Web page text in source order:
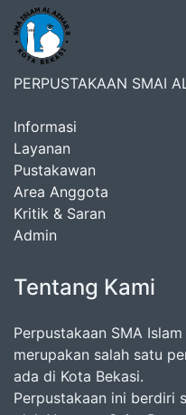
PERPUSTAKAAN SMAI
Informasi
Layanan
Pustakawan
Area Anggota
Kritik & Saran
Admin
Tentang Kami
Perpustakaan SMA
merupakan salah satu
ada di Kota Bekasi.
Perpustakaan ini berdiri